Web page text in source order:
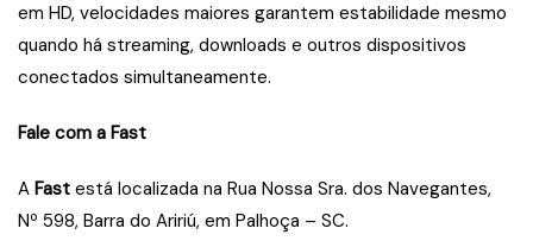
em HD, velocidades maiores garantem estabilidade mesmo
quando há streaming, downloads e outros dispositivos
conectados simultaneamente.
Fale com a Fast
A Fast está localizada na Rua Nossa Sra. dos Navegantes,
Nº 598, Barra do Aririú, em Palhoça – SC.